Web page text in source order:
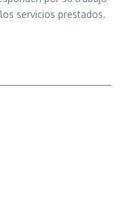
servicios prestados.